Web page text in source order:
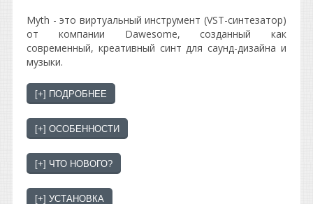
Myth - это виртуальный инструмент (VST-синтезатор)
от компании Dawesome, созданный как
современный, креативный синт для саунд-дизайна и
музыки.